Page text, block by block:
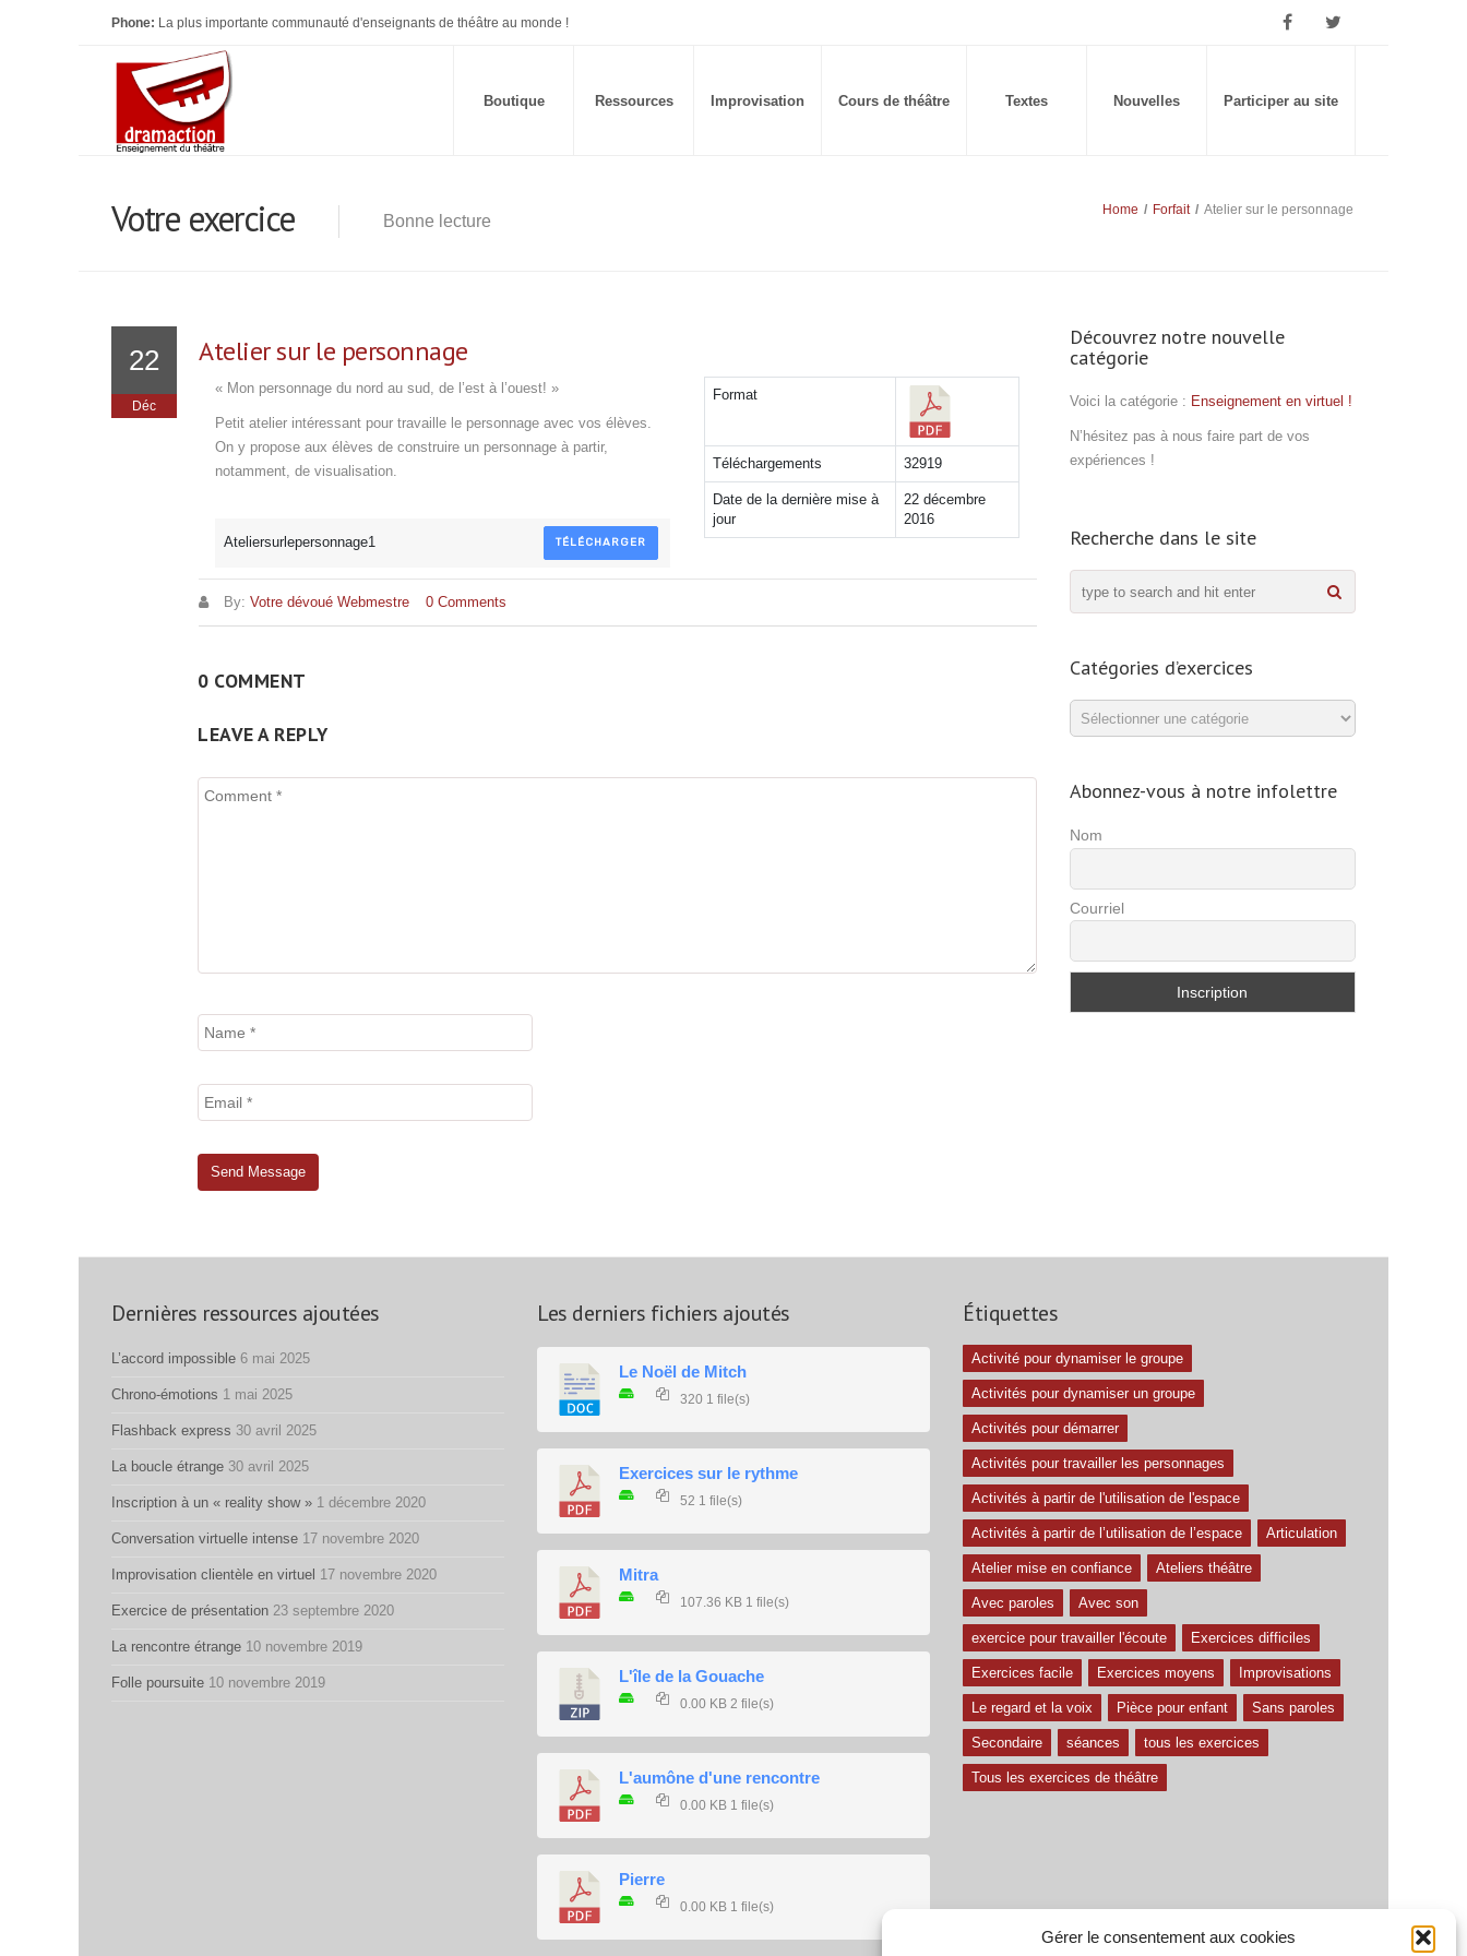
Gérer le consentement aux cookies
Phone: La plus importante communauté d'enseignants de théâtre au monde !
Boutique Ressources Improvisation Cours de théâtre Textes Nouvelles Participer au site
Votre exercice Bonne lecture
Home / Forfait / Atelier sur le personnage
22
Déc
Atelier sur le personnage
« Mon personnage du nord au sud, de l’est à l’ouest! »
Petit atelier intéressant pour travaille le personnage avec vos élèves.
On y propose aux élèves de construire un personnage à partir,
notamment, de visualisation.
Ateliersurlepersonnage1 TÉLÉCHARGER
Format
Téléchargements 32919
Date de la dernière mise à
jour
22 décembre
2016
By: Votre dévoué Webmestre 0 Comments
0 COMMENT
LEAVE A REPLY
Découvrez notre nouvelle
catégorie
Voici la catégorie : Enseignement en virtuel !
N’hésitez pas à nous faire part de vos
expériences !
Recherche dans le site
Catégories d’exercices
Catégories
d’exercices
Abonnez-vous à notre infolettre
Nom
Courriel
Dernières ressources ajoutées
L’accord impossible 6 mai 2025
Chrono-émotions 1 mai 2025
Flashback express 30 avril 2025
La boucle étrange 30 avril 2025
Inscription à un « reality show » 1 décembre 2020
Conversation virtuelle intense 17 novembre 2020
Improvisation clientèle en virtuel 17 novembre 2020
Exercice de présentation 23 septembre 2020
La rencontre étrange 10 novembre 2019
Folle poursuite 10 novembre 2019
Les derniers fichiers ajoutés
Le Noël de Mitch
320 1 file(s)
Exercices sur le rythme
52 1 file(s)
Mitra
107.36 KB 1 file(s)
L'île de la Gouache
0.00 KB 2 file(s)
L'aumône d'une rencontre
0.00 KB 1 file(s)
Pierre
0.00 KB 1 file(s)
Étiquettes
Activité pour dynamiser le groupe
Activités pour dynamiser un groupe
Activités pour démarrer
Activités pour travailler les personnages
Activités à partir de l'utilisation de l'espace
Activités à partir de l’utilisation de l’espace Articulation
Atelier mise en confiance Ateliers théâtre
Avec paroles Avec son
exercice pour travailler l'écoute Exercices difficiles
Exercices facile Exercices moyens Improvisations
Le regard et la voix Pièce pour enfant Sans paroles
Secondaire séances tous les exercices
Tous les exercices de théâtre